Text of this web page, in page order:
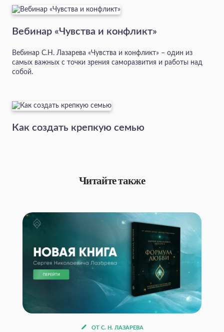
Вебинар «Чувства и конфликт»
Вебинар С.Н. Лазарева «Чувства и конфликт» – один из
самых важных с точки зрения саморазвития и работы над
собой.
Как создать крепкую семью
Читайте также
ОТ С. Н. ЛАЗАРЕВА